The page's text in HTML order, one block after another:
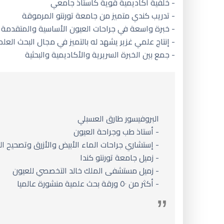
- تدريب كندي متميز من جامعة تورنتو المرموقة
- خبرة واسعة في جراحات العيون الأساسية والمتقدمة
- إنتاج علمي غزير يشهد له بالتميز في مجال البحث
- جمع بين الخبرة السريرية والأكاديمية والبحثية
البروفيسور طارق العسبلي
- أستاذ طب وجراحة العيون
- إستشاري جراحات الماء الأبيض والأزرق وتصحيح
- زميل جامعة تورنتو كندا
- زميل مستشفى الملك خالد التخصصي للعيون
- أكثر من ٥٠ ورقة بحث علمية منشورة عالميا